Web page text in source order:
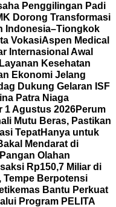
Penggilingan Padi
Dorong Transformasi
Indonesia–Tiongkok
VokasiAspen Medical
Internasional Awal
Kesehatan
Ekonomi Jelang
Dukung Gelaran ISF
Patra Niaga
1 Agustus 2026Perum
Mutu Beras, Pastikan
TepatHanya untuk
Mendarat di
Olahan
Rp150,7 Miliar di
Tempe Berpotensi
Bantu Perkuat
Program PELITA